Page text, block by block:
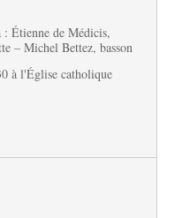
Étienne de Médicis,
– Michel Bettez, basson
à l'Église catholique